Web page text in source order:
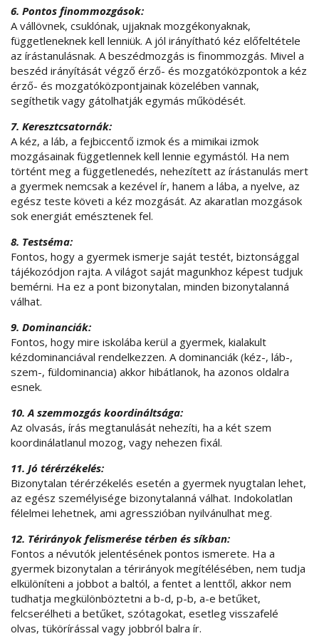
6. Pontos finommozgások:
A vállövnek, csuklónak, ujjaknak mozgékonyaknak,
függetleneknek kell lenniük. A jól irányítható kéz előfeltétele
az írástanulásnak. A beszédmozgás is finommozgás. Mivel a
beszéd irányítását végző érző- és mozgatóközpontok a kéz
érző- és mozgatóközpontjainak közelében vannak,
segíthetik vagy gátolhatják egymás működését.
7. Keresztcsatornák:
A kéz, a láb, a fejbiccentő izmok és a mimikai izmok
mozgásainak függetlennek kell lennie egymástól. Ha nem
történt meg a függetlenedés, nehezített az írástanulás mert
a gyermek nemcsak a kezével ír, hanem a lába, a nyelve, az
egész teste követi a kéz mozgását. Az akaratlan mozgások
sok energiát emésztenek fel.
8. Testséma:
Fontos, hogy a gyermek ismerje saját testét, biztonsággal
tájékozódjon rajta. A világot saját magunkhoz képest tudjuk
bemérni. Ha ez a pont bizonytalan, minden bizonytalanná
válhat.
9. Dominanciák:
Fontos, hogy mire iskolába kerül a gyermek, kialakult
kézdominanciával rendelkezzen. A dominanciák (kéz-, láb-,
szem-, füldominancia) akkor hibátlanok, ha azonos oldalra
esnek.
10. A szemmozgás koordináltsága:
Az olvasás, írás megtanulását nehezíti, ha a két szem
koordinálatlanul mozog, vagy nehezen fixál.
11. Jó térérzékelés:
Bizonytalan térérzékelés esetén a gyermek nyugtalan lehet,
az egész személyisége bizonytalanná válhat. Indokolatlan
félelmei lehetnek, ami agresszióban nyilvánulhat meg.
12. Térirányok felismerése térben és síkban:
Fontos a névutók jelentésének pontos ismerete. Ha a
gyermek bizonytalan a térirányok megítélésében, nem tudja
elkülöníteni a jobbot a baltól, a fentet a lenttől, akkor nem
tudhatja megkülönböztetni a b-d, p-b, a-e betűket,
felcserélheti a betűket, szótagokat, esetleg visszafelé
olvas, tükörírással vagy jobbról balra ír.